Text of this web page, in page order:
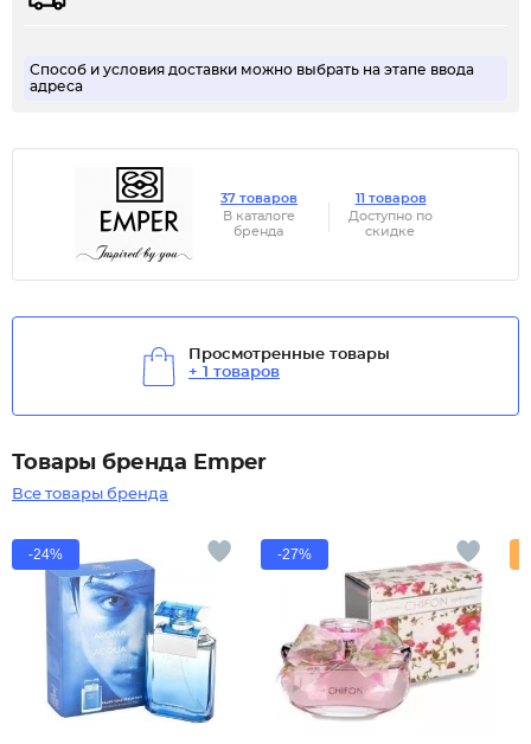
Способ и условия доставки можно выбрать на этапе ввода
адреса
37 товаров
В каталоге
бренда
11 товаров
Доступно по
скидке
Просмотренные товары
+ 1 товаров
Товары бренда Emper
Все товары бренда
-24% -27%